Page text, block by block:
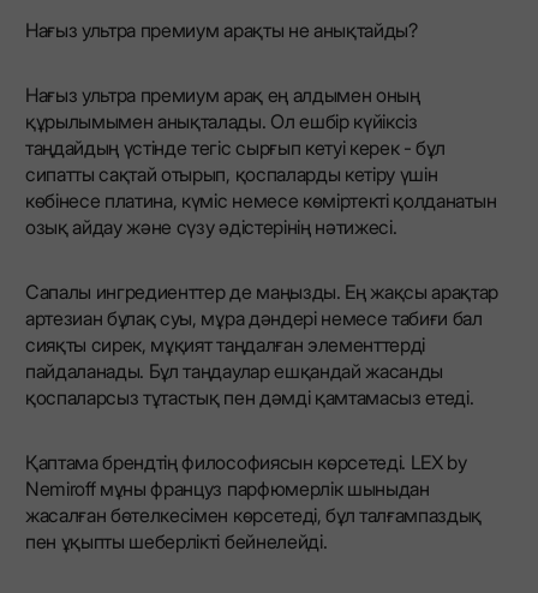
Нағыз ультра премиум арақты не анықтайды?
Нағыз ультра премиум арақ ең алдымен оның
құрылымымен анықталады. Ол ешбір күйіксіз
таңдайдың үстінде тегіс сырғып кетуі керек - бұл
сипатты сақтай отырып, қоспаларды кетіру үшін
көбінесе платина, күміс немесе көміртекті қолданатын
озық айдау және сүзу әдістерінің нәтижесі.
Сапалы ингредиенттер де маңызды. Ең жақсы арақтар
артезиан бұлақ суы, мұра дәндері немесе табиғи бал
сияқты сирек, мұқият таңдалған элементтерді
пайдаланады. Бұл таңдаулар ешқандай жасанды
қоспаларсыз тұтастық пен дәмді қамтамасыз етеді.
Қаптама брендтің философиясын көрсетеді. LEX by
Nemiroff мұны француз парфюмерлік шыныдан
жасалған бөтелкесімен көрсетеді, бұл талғампаздық
пен ұқыпты шеберлікті бейнелейді.